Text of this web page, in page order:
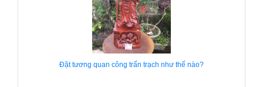
Đặt tương quan công trấn trạch như thế nào?